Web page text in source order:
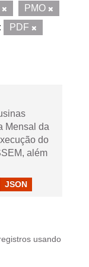
PMO
PDF
Mensal da
do
além
JSON
usando